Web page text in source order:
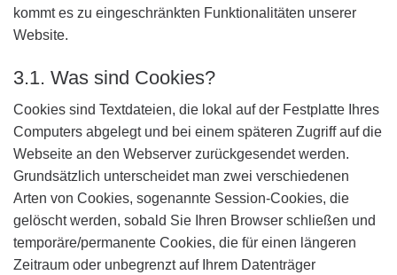
kommt es zu eingeschränkten Funktionalitäten unserer
Website.
3.1. Was sind Cookies?
Cookies sind Textdateien, die lokal auf der Festplatte Ihres
Computers abgelegt und bei einem späteren Zugriff auf die
Webseite an den Webserver zurückgesendet werden.
Grundsätzlich unterscheidet man zwei verschiedenen
Arten von Cookies, sogenannte Session-Cookies, die
gelöscht werden, sobald Sie Ihren Browser schließen und
temporäre/permanente Cookies, die für einen längeren
Zeitraum oder unbegrenzt auf Ihrem Datenträger